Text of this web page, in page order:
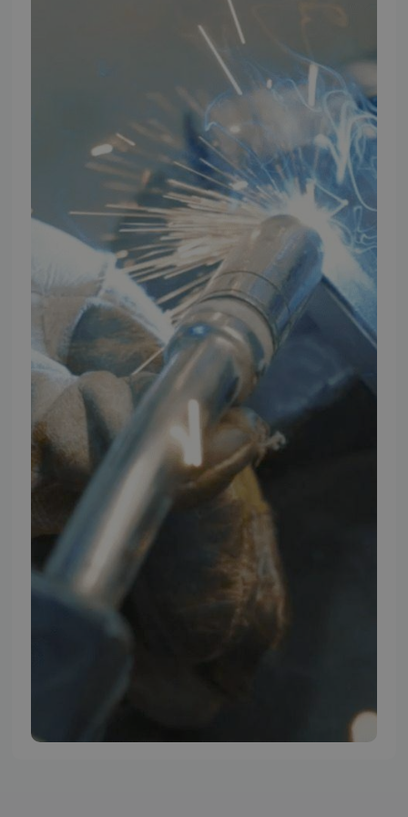
TMP Historie
Cookie og Privatlivspolitik
Salgs- og leveringsbetingelser
Vores brands
09:00 - 15:30
Weekend
Lukket
FØLG TMP
Youtube
Instagram
TMP BRAND SHOPS